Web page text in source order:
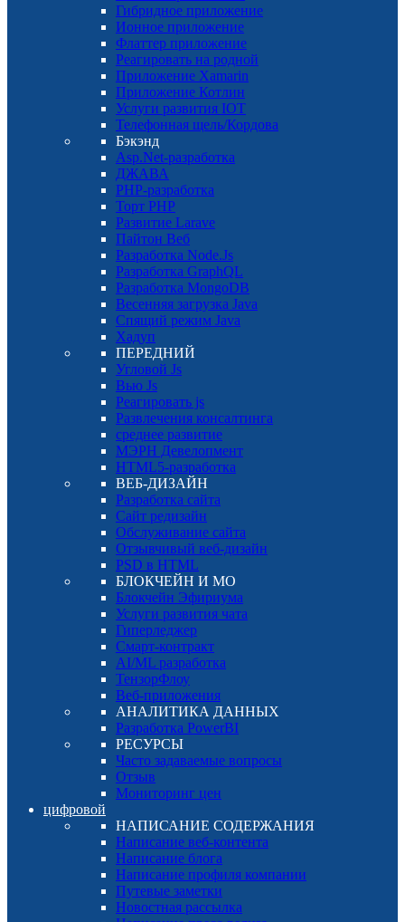
Гибридное приложение
Ионное приложение
Флаттер приложение
Реагировать на родной
Приложение Xamarin
Приложение Котлин
Услуги развития IOT
Телефонная щель/Кордова
Бэкэнд
Asp.Net-разработка
ДЖАВА
PHP-разработка
Торт PHP
Развитие Larave
Пайтон Веб
Разработка Node.Js
Разработка GraphQL
Разработка MongoDB
Весенняя загрузка Java
Спящий режим Java
Хадуп
ПЕРЕДНИЙ
Угловой Js
Вью Js
Реагировать js
Развлечения консалтинга
среднее развитие
МЭРН Девелопмент
HTML5-разработка
ВЕБ-ДИЗАЙН
Разработка сайта
Сайт редизайн
Обслуживание сайта
Отзывчивый веб-дизайн
PSD в HTML
БЛОКЧЕЙН И МО
Блокчейн Эфириума
Услуги развития чата
Гиперледжер
Смарт-контракт
AI/ML разработка
ТензорФлоу
Веб-приложения
АНАЛИТИКА ДАННЫХ
Разработка PowerBI
РЕСУРСЫ
Часто задаваемые вопросы
Отзыв
Мониторинг цен
цифровой
НАПИСАНИЕ СОДЕРЖАНИЯ
Написание веб-контента
Написание блога
Написание профиля компании
Путевые заметки
Новостная рассылка